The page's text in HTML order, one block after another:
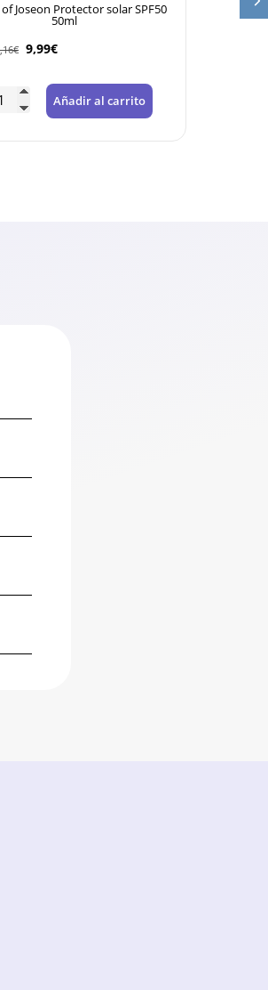
Heliocare 360 Water Gel SPF50+50ml